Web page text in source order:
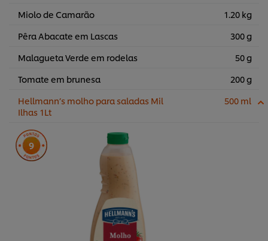
Miolo de Camarão
1.20 kg
Pêra Abacate em Lascas
300 g
Malagueta Verde em rodelas
50 g
Tomate em brunesa
200 g
Hellmann’s molho para saladas Mil
Ilhas 1Lt
500 ml
9